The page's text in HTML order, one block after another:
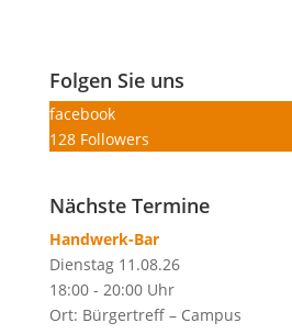
Folgen Sie uns
facebook
128 Followers
Nächste Termine
Handwerk-Bar
Dienstag 11.08.26
18:00 - 20:00 Uhr
Ort: Bürgertreff – Campus